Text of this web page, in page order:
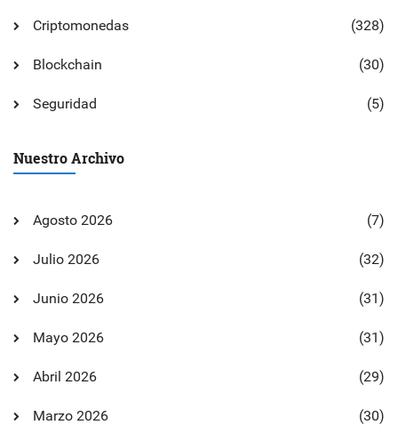
Criptomonedas (328)
Blockchain (30)
Seguridad (5)
Nuestro Archivo
Agosto 2026 (7)
Julio 2026 (32)
Junio 2026 (31)
Mayo 2026 (31)
Abril 2026 (29)
Marzo 2026 (30)